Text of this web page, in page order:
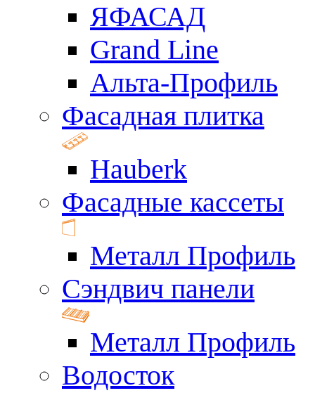
ЯФАСАД
Grand Line
Альта-Профиль
Фасадная плитка
Hauberk
Фасадные кассеты
Металл Профиль
Сэндвич панели
Металл Профиль
Водосток